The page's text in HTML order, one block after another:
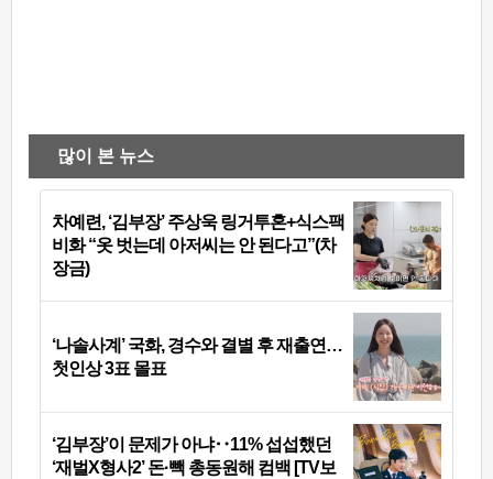
많이 본 뉴스
차예련, ‘김부장’ 주상욱 링거투혼+식스팩
비화 “옷 벗는데 아저씨는 안 된다고”(차
장금)
‘나솔사계’ 국화, 경수와 결별 후 재출연…
첫인상 3표 몰표
‘김부장’이 문제가 아냐‥11% 섭섭했던
‘재벌X형사2’ 돈·빽 총동원해 컴백 [TV보